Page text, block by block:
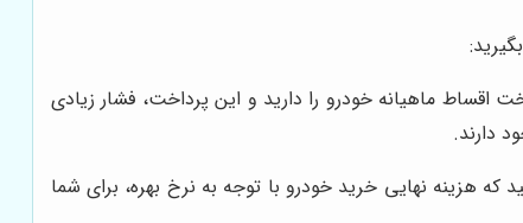
اقساط ماهیانه خودرو را دارید و این پرداخت، فشار زیادی
دارند.
هزینه نهایی خرید خودرو با توجه به نرخ بهره، برای شما